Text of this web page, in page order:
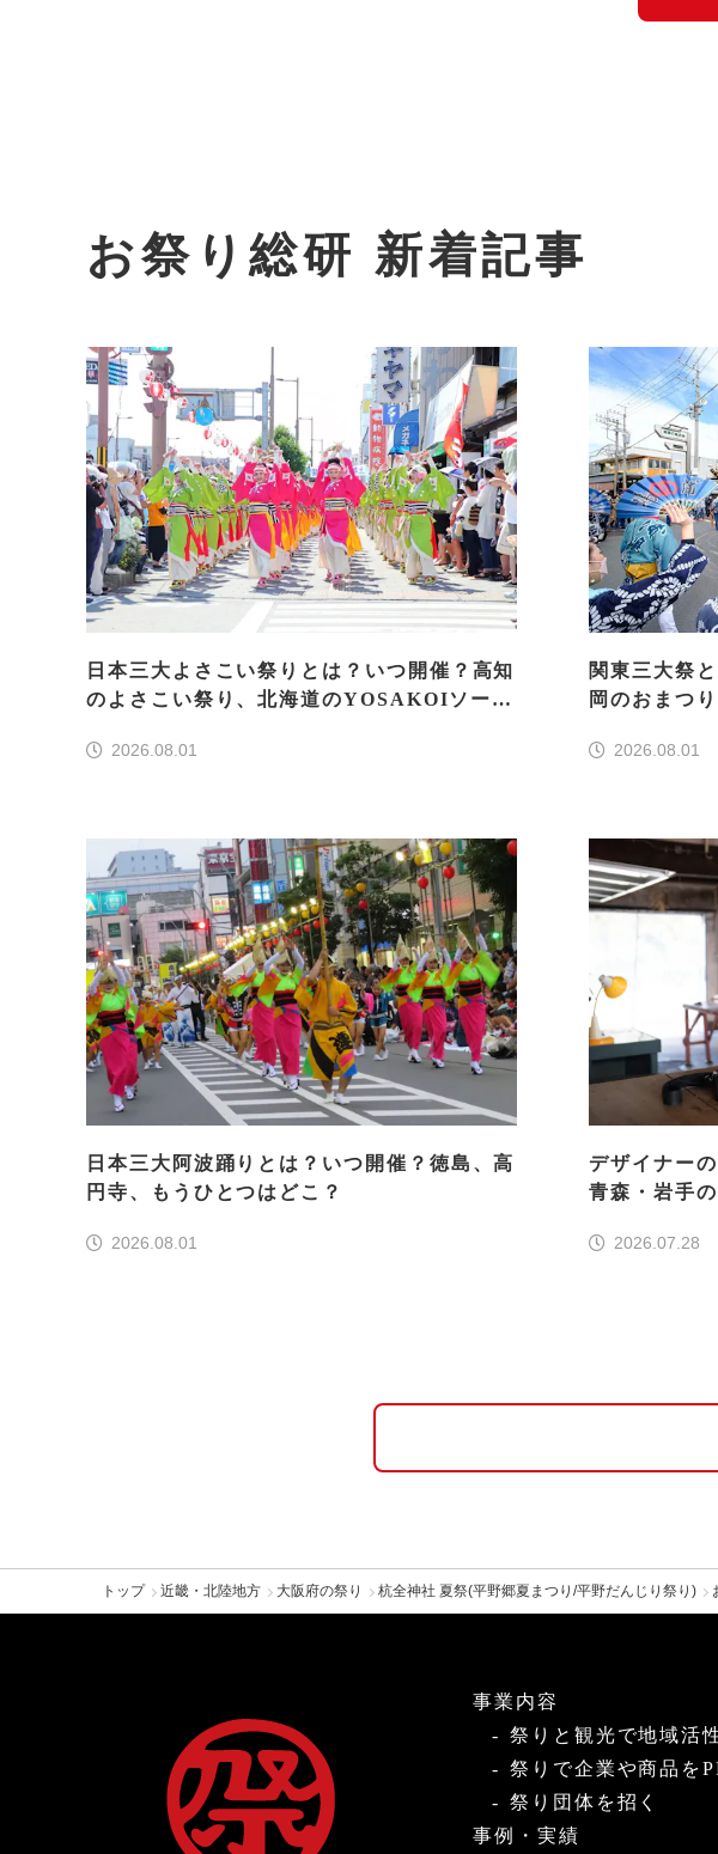
お祭り総研 新着記事
日本三大よさこい祭りとは？いつ開催？高知
のよさこい祭り、北海道のYOSAKOIソーラ
2026.08.01
関東三大祭
岡のおまつ
2026.08.01
日本三大阿波踊りとは？いつ開催？徳島、高
円寺、もうひとつはどこ？
2026.08.01
デザイナー
青森・岩手
2026.07.28
トップ 近畿・北陸地方 大阪府の祭り 杭全神社 夏祭(平野郷夏まつり/平野だんじり祭り)
事業内容
祭りと観光で地域活
祭りで企業や商品を
祭り団体を招く
事例・実績